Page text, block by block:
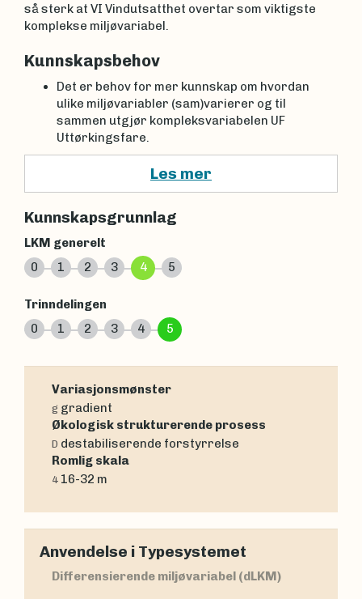
så sterk at VI Vindutsatthet overtar som viktigste
komplekse miljøvariabel.
Kunnskapsbehov
Det er behov for mer kunnskap om hvordan
ulike miljøvariabler (sam)varierer og til
sammen utgjør kompleksvariabelen UF
Uttørkingsfare.
Les mer
Kunnskapsgrunnlag
LKM generelt
0
1 2 3 4 5
Trinndelingen
0
1 2 3 4 5
Variasjonsmønster
g gradient
Økologisk strukturerende prosess
D destabiliserende forstyrrelse
Romlig skala
4 16-32 m
Anvendelse i Typesystemet
Differensierende miljøvariabel (dLKM)